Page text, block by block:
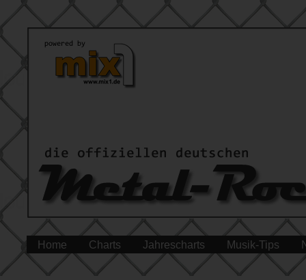
Home Charts Jahrescharts Musik-Tips